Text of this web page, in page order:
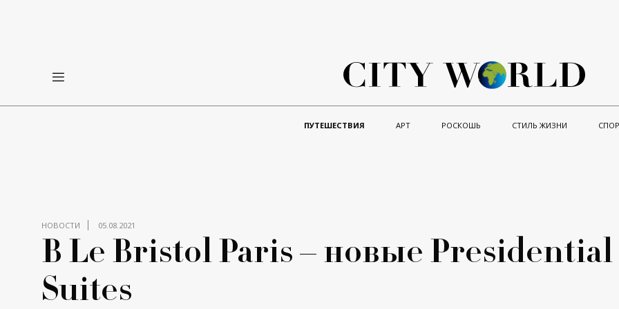
ПУТЕШЕСТВИЯ АРТ РОСКОШЬ СТИЛЬ ЖИЗНИ
НОВОСТИ 05.08.2021
В Le Bristol Paris – новые Presidential
Suites